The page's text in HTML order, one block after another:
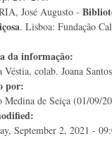
José Augusto -
. Lisboa: Fundação
da informação:
Véstia, colab. Joana
por:
Medina de Seiça (01/09/
September 2, 2021 -